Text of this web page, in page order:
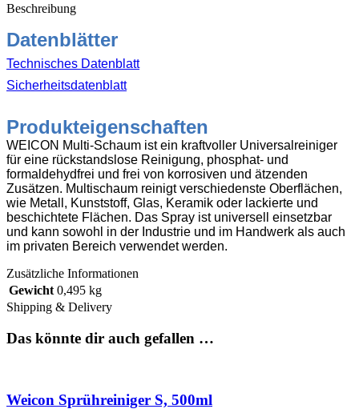
Beschreibung
Datenblätter
Technisches Datenblatt
Sicherheitsdatenblatt
Produkteigenschaften
WEICON Multi-Schaum ist ein kraftvoller Universalreiniger
für eine rückstandslose Reinigung, phosphat- und
formaldehydfrei und frei von korrosiven und ätzenden
Zusätzen. Multischaum reinigt verschiedenste Oberflächen,
wie Metall, Kunststoff, Glas, Keramik oder lackierte und
beschichtete Flächen. Das Spray ist universell einsetzbar
und kann sowohl in der Industrie und im Handwerk als auch
im privaten Bereich verwendet werden.
Zusätzliche Informationen
Gewicht 0,495 kg
Shipping & Delivery
Das könnte dir auch gefallen …
Weicon Sprühreiniger S, 500ml